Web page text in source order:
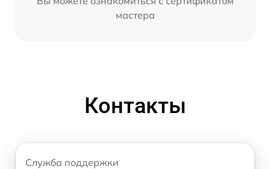
мастера
Контакты
Служба поддержки